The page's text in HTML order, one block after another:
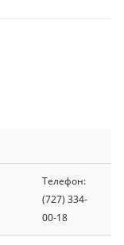
Телефон:
(727) 334-
00-18